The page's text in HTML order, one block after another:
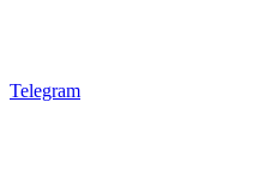
Telegram